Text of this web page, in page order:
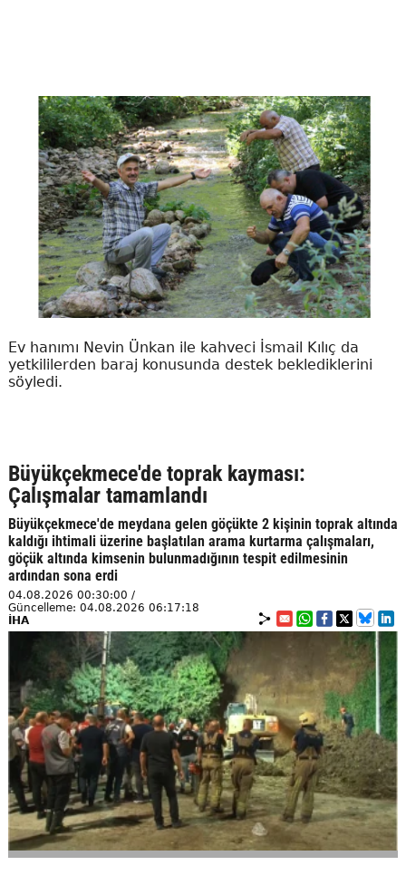
Ev hanımı Nevin Ünkan ile kahveci İsmail Kılıç da
yetkililerden baraj konusunda destek beklediklerini
söyledi.
Büyükçekmece'de toprak kayması:
Çalışmalar tamamlandı
Büyükçekmece'de meydana gelen göçükte 2 kişinin toprak altında
kaldığı ihtimali üzerine başlatılan arama kurtarma çalışmaları,
göçük altında kimsenin bulunmadığının tespit edilmesinin
ardından sona erdi
04.08.2026 00:30:00 /
Güncelleme: 04.08.2026 06:17:18
İHA